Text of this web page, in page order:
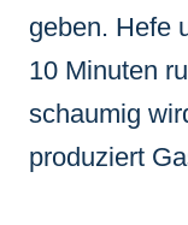
geben. Hefe
10 Minuten
schaumig
produziert